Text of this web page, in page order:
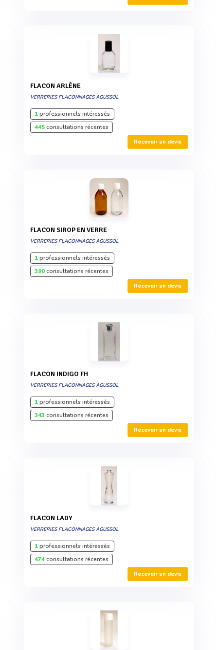
FLACON ARLÈNE
VERRERIES FLACONNAGES AGUSSOL
1professionnels intéressés
445consultations récentes
Recevoir un devis
FLACON SIROP EN VERRE
VERRERIES FLACONNAGES AGUSSOL
1professionnels intéressés
390consultations récentes
Recevoir un devis
FLACON INDIGO FH
VERRERIES FLACONNAGES AGUSSOL
1professionnels intéressés
343 consultations récentes
Recevoir un devis
FLACON LADY
VERRERIES FLACONNAGES AGUSSOL
1professionnels intéressés
474consultations récentes
Recevoir un devis